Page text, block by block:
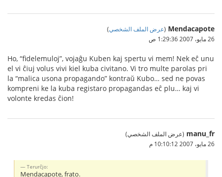
Mendacapote
(عرض الملف الشخصي)
26 مايو، 2007 1:29:36 ص
Ho, “fidelemuloj”, vojaĝu Kuben kaj spertu vi mem! Nek eĉ unu
el vi ĉiuj volus vivi kiel kuba civitano. Vi tro multe parolas pri
la “malica usona propagando” kontraŭ Kubo… sed ne povas
kompreni ke la kuba registaro propagandas eĉ plu… kaj vi
volonte kredas ĉion!
manu_fr (عرض الملف الشخصي)
26 مايو، 2007 10:10:12 م
Terurĉjo:
Mendacapote, frato.